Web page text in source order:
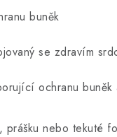
buněk
se zdravím
ochranu buněk
nebo tekuté